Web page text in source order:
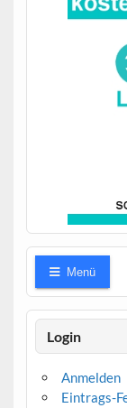
Menü
Login
Anmelden
Eintrags-